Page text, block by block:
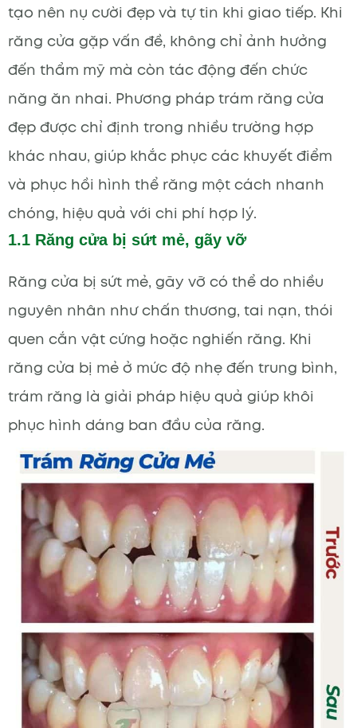
tạo nên nụ cười đẹp và tự tin khi giao tiếp. Khi
răng cửa gặp vấn đề, không chỉ ảnh hưởng
đến thẩm mỹ mà còn tác động đến chức
năng ăn nhai. Phương pháp trám răng cửa
đẹp được chỉ định trong nhiều trường hợp
khác nhau, giúp khắc phục các khuyết điểm
và phục hồi hình thể răng một cách nhanh
chóng, hiệu quả với chi phí hợp lý.
1.1 Răng cửa bị sứt mẻ, gãy vỡ
Răng cửa bị sứt mẻ, gãy vỡ có thể do nhiều
nguyên nhân như chấn thương, tai nạn, thói
quen cắn vật cứng hoặc nghiến răng. Khi
răng cửa bị mẻ ở mức độ nhẹ đến trung bình,
trám răng là giải pháp hiệu quả giúp khôi
phục hình dáng ban đầu của răng.